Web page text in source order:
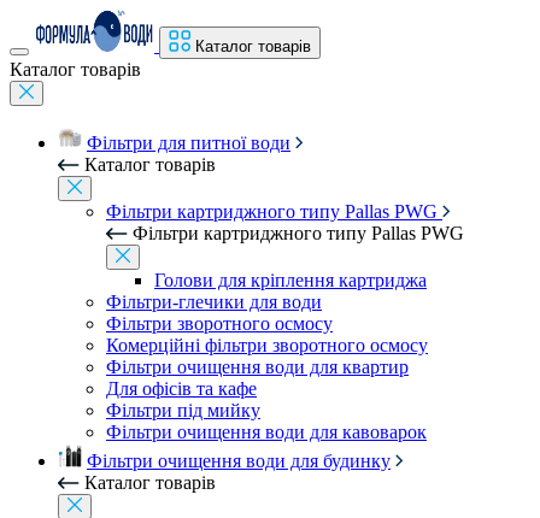
Каталог товарів
Каталог товарів
Фільтри для питної води
Каталог товарів
Фільтри картриджного типу Pallas PWG
Фільтри картриджного типу Pallas PWG
Голови для кріплення картриджа
Фільтри-глечики для води
Фільтри зворотного осмосу
Комерційні фільтри зворотного осмосу
Фільтри очищення води для квартир
Для офісів та кафе
Фільтри під мийку
Фільтри очищення води для кавоварок
Фільтри очищення води для будинку
Каталог товарів